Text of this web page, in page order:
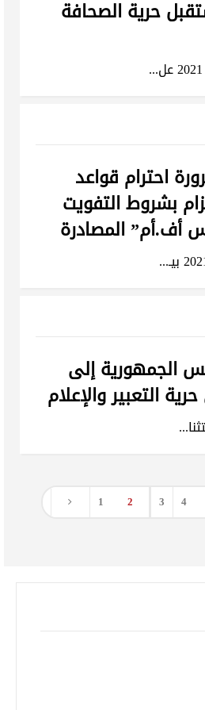
حرية الصحافة
احترام قواعد
بشروط التفويت
المصادرة
الجمهورية إلى
التعبير والإعلام
1 2 3 4